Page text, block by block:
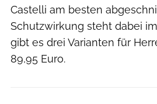
Castelli am besten
Schutzwirkung steht dabei
gibt es drei Varianten für
89,95 Euro.